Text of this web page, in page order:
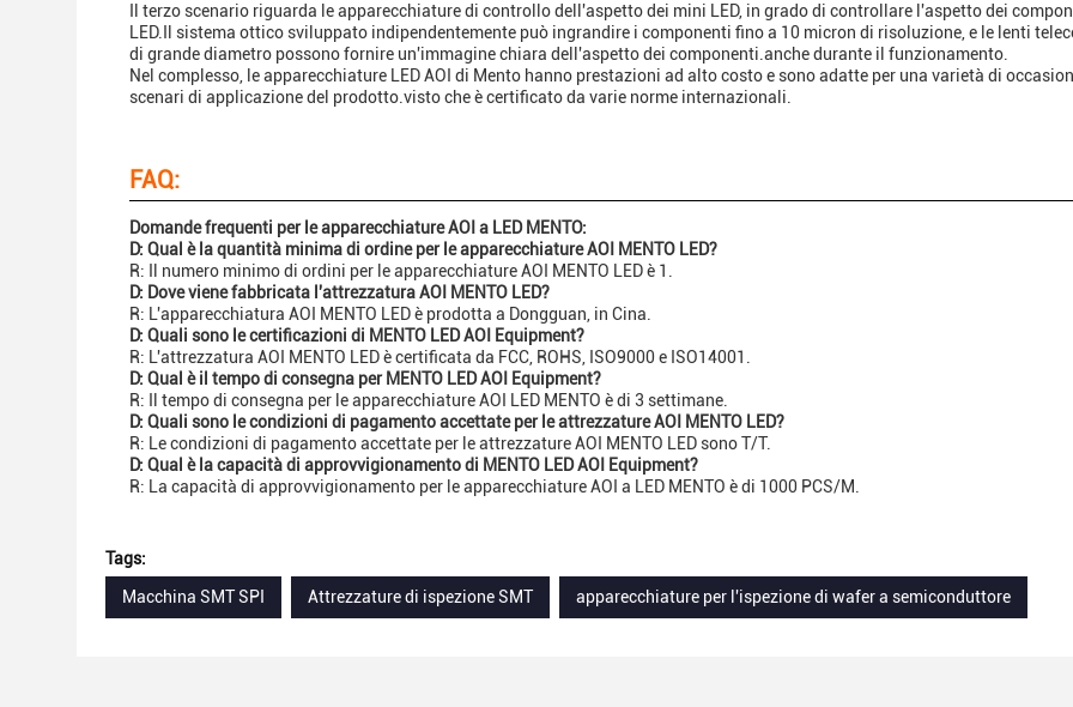
Il terzo scenario riguarda le apparecchiature di controllo dell'aspetto dei mini LED, in grado di controllare l'aspetto dei
LED.Il sistema ottico sviluppato indipendentemente può ingrandire i componenti fino a 10 micron di risoluzione, e le lenti
di grande diametro possono fornire un'immagine chiara dell'aspetto dei componenti.anche durante il funzionamento.
Nel complesso, le apparecchiature LED AOI di Mento hanno prestazioni ad alto costo e sono adatte per una varietà di
scenari di applicazione del prodotto.visto che è certificato da varie norme internazionali.
FAQ:
Domande frequenti per le apparecchiature AOI a LED MENTO:
D: Qual è la quantità minima di ordine per le apparecchiature AOI MENTO LED?
R: Il numero minimo di ordini per le apparecchiature AOI MENTO LED è 1.
D: Dove viene fabbricata l'attrezzatura AOI MENTO LED?
R: L'apparecchiatura AOI MENTO LED è prodotta a Dongguan, in Cina.
D: Quali sono le certificazioni di MENTO LED AOI Equipment?
R: L'attrezzatura AOI MENTO LED è certificata da FCC, ROHS, ISO9000 e ISO14001.
D: Qual è il tempo di consegna per MENTO LED AOI Equipment?
R: Il tempo di consegna per le apparecchiature AOI LED MENTO è di 3 settimane.
D: Quali sono le condizioni di pagamento accettate per le attrezzature AOI MENTO LED?
R: Le condizioni di pagamento accettate per le attrezzature AOI MENTO LED sono T/T.
D: Qual è la capacità di approvvigionamento di MENTO LED AOI Equipment?
R: La capacità di approvvigionamento per le apparecchiature AOI a LED MENTO è di 1000 PCS/M.
Tags:
Macchina SMT SPI
Attrezzature di ispezione SMT apparecchiature per l'ispezione di wafer a semiconduttore